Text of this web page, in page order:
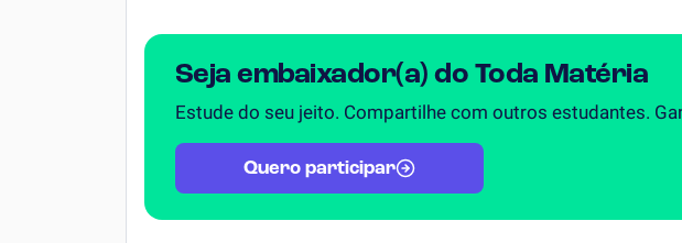
Seja embaixador(a) do Toda Matéria
Estude do seu jeito. Compartilhe com outros estudantes.
Quero participar